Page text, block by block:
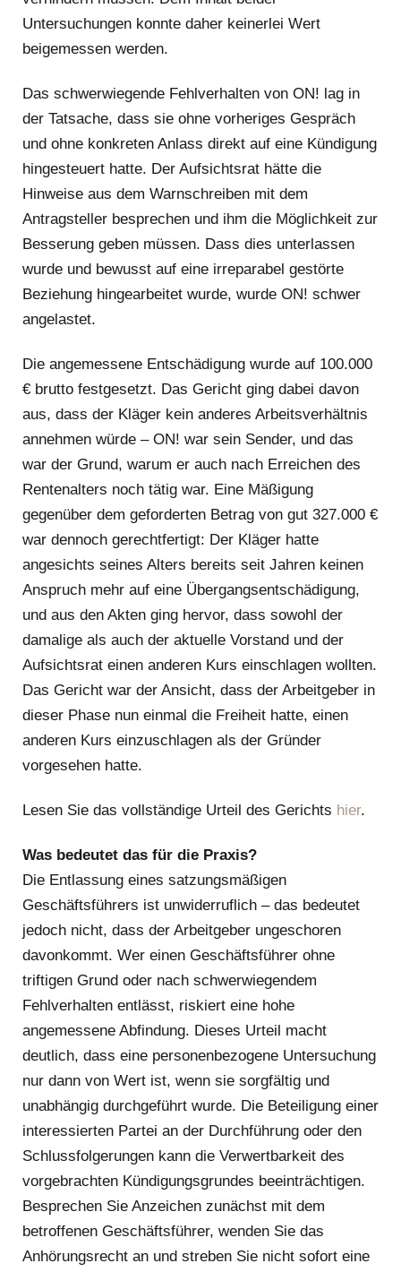
Untersuchungen konnte daher keinerlei Wert
beigemessen werden.
Das schwerwiegende Fehlverhalten von ON! lag in
der Tatsache, dass sie ohne vorheriges Gespräch
und ohne konkreten Anlass direkt auf eine Kündigung
hingesteuert hatte. Der Aufsichtsrat hätte die
Hinweise aus dem Warnschreiben mit dem
Antragsteller besprechen und ihm die Möglichkeit zur
Besserung geben müssen. Dass dies unterlassen
wurde und bewusst auf eine irreparabel gestörte
Beziehung hingearbeitet wurde, wurde ON! schwer
angelastet.
Die angemessene Entschädigung wurde auf 100.000
€ brutto festgesetzt. Das Gericht ging dabei davon
aus, dass der Kläger kein anderes Arbeitsverhältnis
annehmen würde – ON! war sein Sender, und das
war der Grund, warum er auch nach Erreichen des
Rentenalters noch tätig war. Eine Mäßigung
gegenüber dem geforderten Betrag von gut 327.000 €
war dennoch gerechtfertigt: Der Kläger hatte
angesichts seines Alters bereits seit Jahren keinen
Anspruch mehr auf eine Übergangsentschädigung,
und aus den Akten ging hervor, dass sowohl der
damalige als auch der aktuelle Vorstand und der
Aufsichtsrat einen anderen Kurs einschlagen wollten.
Das Gericht war der Ansicht, dass der Arbeitgeber in
dieser Phase nun einmal die Freiheit hatte, einen
anderen Kurs einzuschlagen als der Gründer
vorgesehen hatte.
Lesen Sie das vollständige Urteil des Gerichts hier.
Was bedeutet das für die Praxis?
Die Entlassung eines satzungsmäßigen
Geschäftsführers ist unwiderruflich – das bedeutet
jedoch nicht, dass der Arbeitgeber ungeschoren
davonkommt. Wer einen Geschäftsführer ohne
triftigen Grund oder nach schwerwiegendem
Fehlverhalten entlässt, riskiert eine hohe
angemessene Abfindung. Dieses Urteil macht
deutlich, dass eine personenbezogene Untersuchung
nur dann von Wert ist, wenn sie sorgfältig und
unabhängig durchgeführt wurde. Die Beteiligung einer
interessierten Partei an der Durchführung oder den
Schlussfolgerungen kann die Verwertbarkeit des
vorgebrachten Kündigungsgrundes beeinträchtigen.
Besprechen Sie Anzeichen zunächst mit dem
betroffenen Geschäftsführer, wenden Sie das
Anhörungsrecht an und streben Sie nicht sofort eine